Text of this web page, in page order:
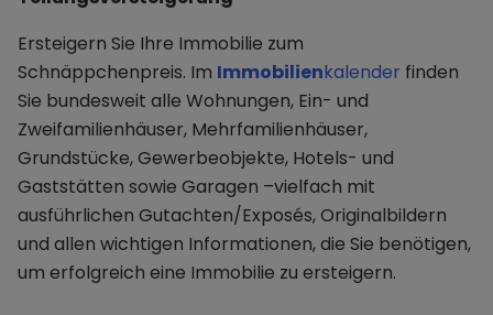
Ersteigern Sie Ihre Immobilie zum
Schnäppchenpreis. Im Immobilienkalender finden
Sie bundesweit alle Wohnungen, Ein- und
Zweifamilienhäuser, Mehrfamilienhäuser,
Grundstücke, Gewerbeobjekte, Hotels- und
Gaststätten sowie Garagen –vielfach mit
ausführlichen Gutachten/Exposés, Originalbildern
und allen wichtigen Informationen, die Sie benötigen,
um erfolgreich eine Immobilie zu ersteigern.